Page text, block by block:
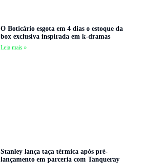
O Boticário esgota em 4 dias o estoque da
box exclusiva inspirada em k-dramas
Leia mais »
Stanley lança taça térmica após pré-
lançamento em parceria com Tanqueray